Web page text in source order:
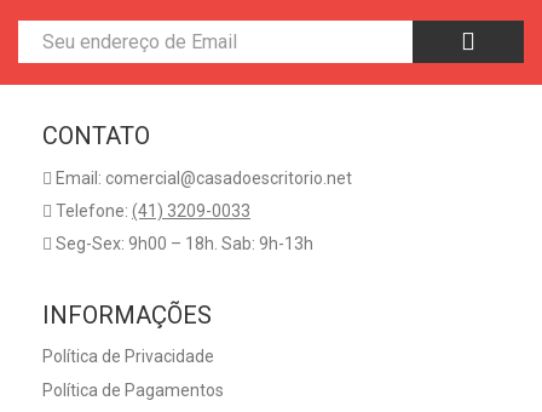
CONTATO
Email: comercial@casadoescritorio.net
Telefone: (41) 3209-0033
Seg-Sex: 9h00 – 18h. Sab: 9h-13h
INFORMAÇÕES
Política de Privacidade
Política de Pagamentos